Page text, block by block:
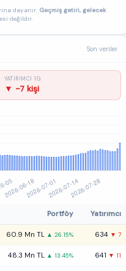
dayanır. Geçmiş getiri, gelecek
değildir.
Son veriler
YATIRIMCI 1G
▼ -7 kişi
Portföy Yatırımcı
60.9 Mn TL ▲ 26.15% 634 ▼ 7
48.3 Mn TL ▲ 13.45% 641 ▼ 11